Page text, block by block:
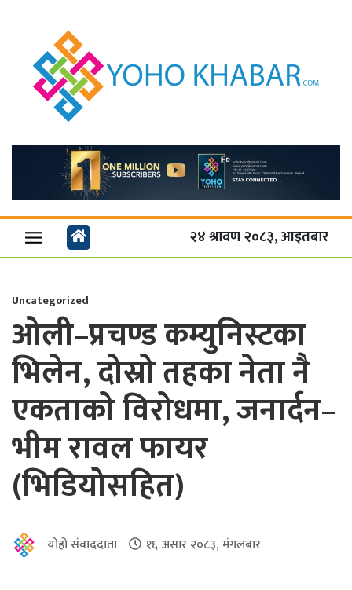
२४ श्रावण २०८३, आइतबार
Uncategorized
ओली–प्रचण्ड कम्युनिस्टका
भिलेन, दोस्रो तहका नेता नै
एकताको विरोधमा, जनार्दन–
भीम रावल फायर
(भिडियोसहित)
योहो संवाददाता १६ असार २०८३, मंगलबार